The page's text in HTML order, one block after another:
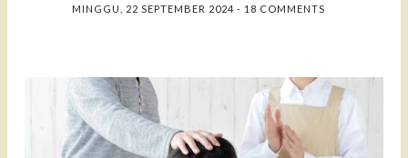
MINGGU, 22 SEPTEMBER 2024- 18 COMMENTS